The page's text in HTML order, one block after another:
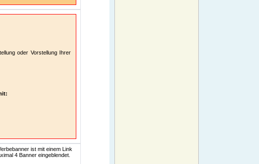
oder Vorstellung Ihrer
ist mit einem Link
4 Banner eingeblendet.